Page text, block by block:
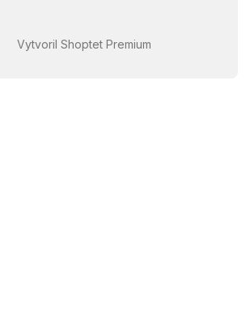
Vytvoril Shoptet Premium